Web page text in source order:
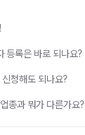
등록은 바로 되나요?
청해도 되나요?
종과 뭐가 다른가요?